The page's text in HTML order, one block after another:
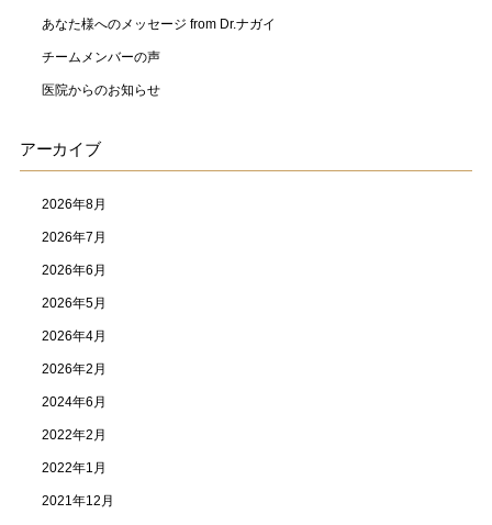
あなた様へのメッセージ from Dr.ナガイ
チームメンバーの声
医院からのお知らせ
アーカイブ
2026年8月
2026年7月
2026年6月
2026年5月
2026年4月
2026年2月
2024年6月
2022年2月
2022年1月
2021年12月